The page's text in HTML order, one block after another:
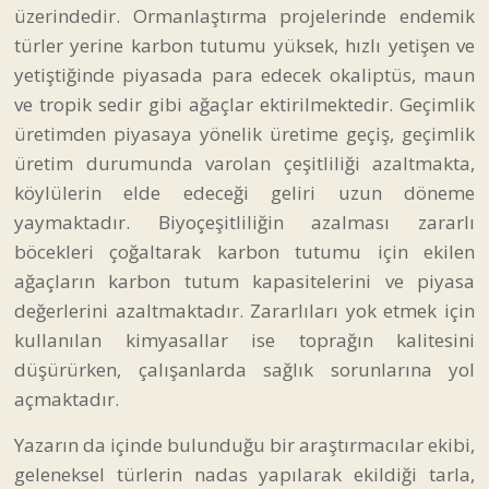
üzerindedir. Ormanlaştırma projelerinde endemik
türler yerine karbon tutumu yüksek, hızlı yetişen ve
yetiştiğinde piyasada para edecek okaliptüs, maun
ve tropik sedir gibi ağaçlar ektirilmektedir. Geçimlik
üretimden piyasaya yönelik üretime geçiş, geçimlik
üretim durumunda varolan çeşitliliği azaltmakta,
köylülerin elde edeceği geliri uzun döneme
yaymaktadır. Biyoçeşitliliğin azalması zararlı
böcekleri çoğaltarak karbon tutumu için ekilen
ağaçların karbon tutum kapasitelerini ve piyasa
değerlerini azaltmaktadır. Zararlıları yok etmek için
kullanılan kimyasallar ise toprağın kalitesini
düşürürken, çalışanlarda sağlık sorunlarına yol
açmaktadır.
Yazarın da içinde bulunduğu bir araştırmacılar ekibi,
geleneksel türlerin nadas yapılarak ekildiği tarla,